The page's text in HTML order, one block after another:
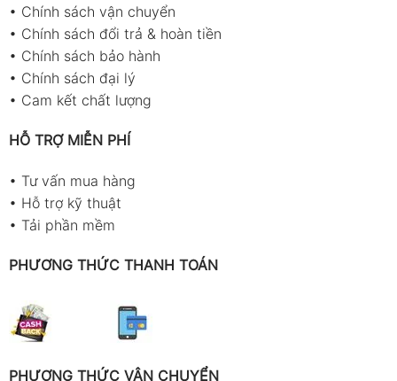
• Chính sách vận chuyển
• Chính sách đổi trả & hoàn tiền
• Chính sách bảo hành
• Chính sách đại lý
• Cam kết chất lượng
HỖ TRỢ MIỄN PHÍ
• Tư vấn mua hàng
• Hỗ trợ kỹ thuật
• Tải phần mềm
PHƯƠNG THỨC THANH TOÁN
PHƯƠNG THỨC VẬN CHUYỂN